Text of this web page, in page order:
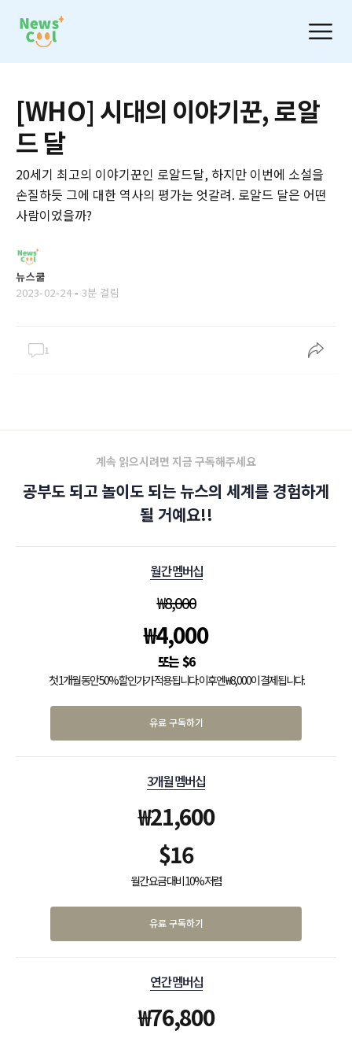
[WHO] 시대의 이야기꾼, 로알
드 달
20세기 최고의 이야기꾼인 로알드달, 하지만 이번에 소설을
손질하듯 그에 대한 역사의 평가는 엇갈려. 로알드 달은 어떤
사람이었을까?
뉴스쿨
2023-02-24 - 3분 걸림
1
계속 읽으시려면 지금 구독해주세요
공부도 되고 놀이도 되는 뉴스의 세계를 경험하게
될 거예요!!
월간 멤버십
₩8,000
₩4,000
$6
첫 1개월 동안 50% 할인가가 적용됩니다. 이후엔 ₩8,000이 결제됩니다.
유료 구독하기
3개월 멤버십
₩21,600
$16
월간 요금 대비 10% 저렴
유료 구독하기
연간 멤버십
₩76,800